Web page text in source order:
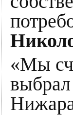
«Мы